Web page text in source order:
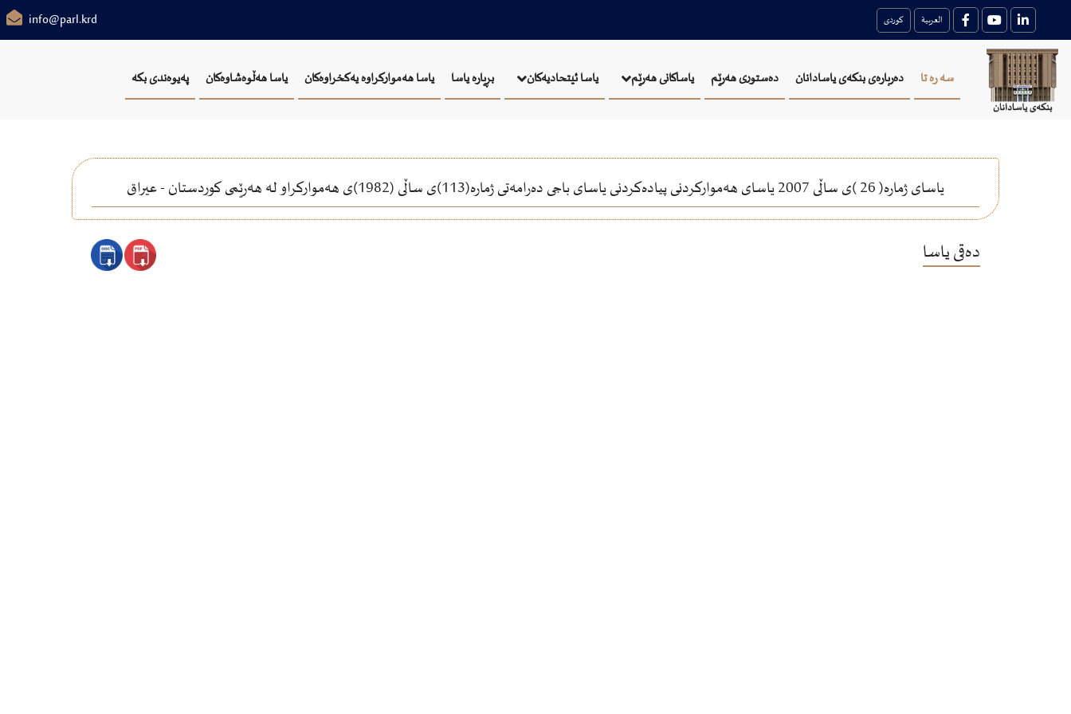
info@parl.krd کوردی العربية
سه ره تا دەربارەی بنکەی یاسادانان دەستوری هەرێم یاساکانی هەرێم یاسا ئيتحاديەكان بڕیارە یاسا یاسا هەموارکراوە یەکخراوەکان یاسا هەڵوەشاوەکان پەیوەندی بکە
یاسای ژماره‌( 26 )ی ساڵی 2007 یاسای هه‌مواركردنی پیاده‌كردنی یاسای باجی ده‌رامه‌تی ژماره‌(113)ی ساڵی (1982)ی هه‌مواركراو له‌ هه‌رێمی كوردستان - عیراق
دەقی یاسا